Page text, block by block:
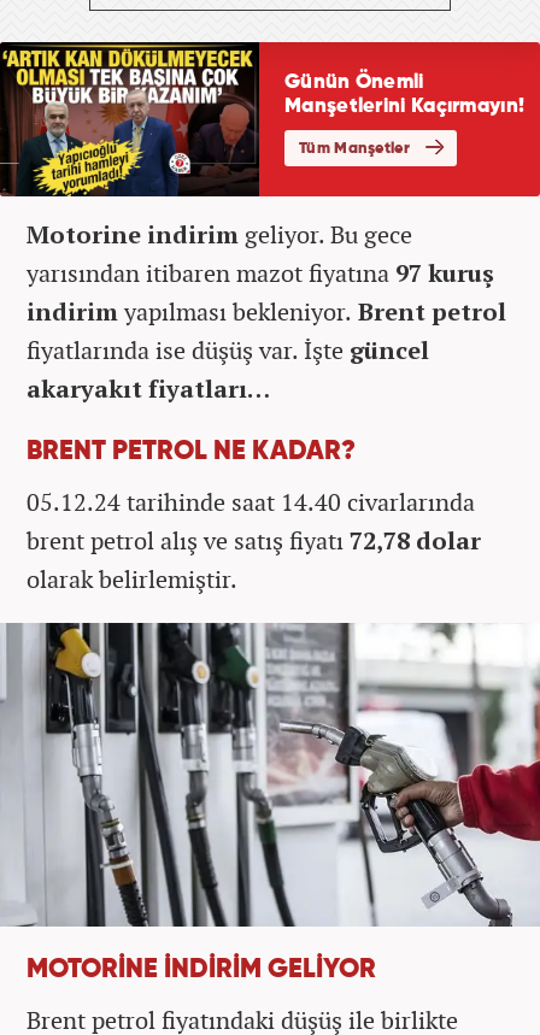
Motorine indirim geliyor. Bu gece
yarısından itibaren mazot fiyatına 97 kuruş
indirimyapılması bekleniyor. Brent petrol
fiyatlarında ise düşüş var. İşte güncel
akaryakıt fiyatları…
BRENT PETROL NE KADAR?
05.12.24 tarihinde saat 14.40 civarlarında
brent petrol alış ve satış fiyatı72,78 dolar
olarak belirlemiştir.
MOTORİNE İNDİRİM GELİYOR
Brent petrol fiyatındaki düşüş ile birlikte